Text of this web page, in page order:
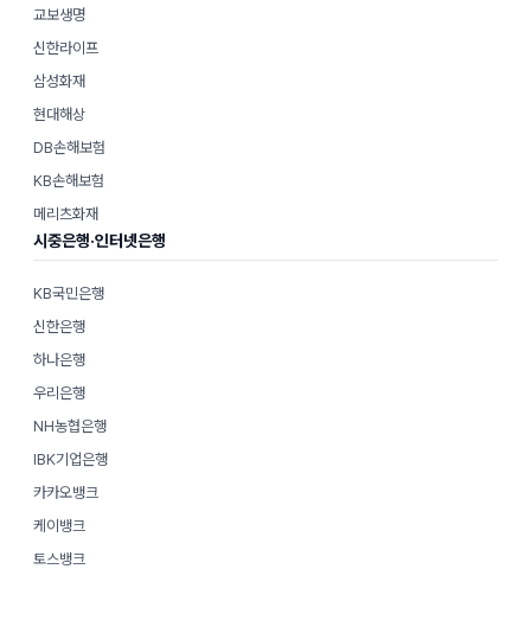
교보생명
신한라이프
삼성화재
현대해상
DB손해보험
KB손해보험
메리츠화재
시중은행·인터넷은행
KB국민은행
신한은행
하나은행
우리은행
NH농협은행
IBK기업은행
카카오뱅크
케이뱅크
토스뱅크